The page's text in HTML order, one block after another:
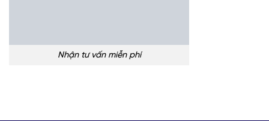
Nhận tư vấn miễn phí